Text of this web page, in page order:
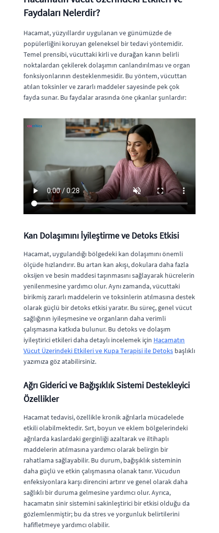
Faydaları Nelerdir?
Hacamat, yüzyıllardır uygulanan ve günümüzde de
popülerliğini koruyan geleneksel bir tedavi yöntemidir.
Temel prensibi, vücuttaki kirli ve durağan kanın belirli
noktalardan çekilerek dolaşımın canlandırılması ve organ
fonksiyonlarının desteklenmesidir. Bu yöntem, vücuttan
atılan toksinler ve zararlı maddeler sayesinde pek çok
fayda sunar. Bu faydalar arasında öne çıkanlar şunlardır:
Kan Dolaşımını İyileştirme ve Detoks Etkisi
Hacamat, uygulandığı bölgedeki kan dolaşımını önemli
ölçüde hızlandırır. Bu artan kan akışı, dokulara daha fazla
oksijen ve besin maddesi taşınmasını sağlayarak hücrelerin
yenilenmesine yardımcı olur. Aynı zamanda, vücuttaki
birikmiş zararlı maddelerin ve toksinlerin atılmasına destek
olarak güçlü bir detoks etkisi yaratır. Bu süreç, genel vücut
sağlığının iyileşmesine ve organların daha verimli
çalışmasına katkıda bulunur. Bu detoks ve dolaşım
iyileştirici etkileri daha detaylı incelemek için Hacamatın
Vücut Üzerindeki Etkileri ve Kupa Terapisi ile Detoks başlıklı
yazımıza göz atabilirsiniz.
Ağrı Giderici ve Bağışıklık Sistemi Destekleyici
Özellikler
Hacamat tedavisi, özellikle kronik ağrılarla mücadelede
etkili olabilmektedir. Sırt, boyun ve eklem bölgelerindeki
ağrılarda kaslardaki gerginliği azaltarak ve iltihaplı
maddelerin atılmasına yardımcı olarak belirgin bir
rahatlama sağlayabilir. Bu durum, bağışıklık sisteminin
daha güçlü ve etkin çalışmasına olanak tanır. Vücudun
enfeksiyonlara karşı direncini artırır ve genel olarak daha
sağlıklı bir duruma gelmesine yardımcı olur. Ayrıca,
hacamatın sinir sistemini sakinleştirici bir etkisi olduğu da
gözlemlenmiştir; bu da stres ve yorgunluk belirtilerini
hafifletmeye yardımcı olabilir.